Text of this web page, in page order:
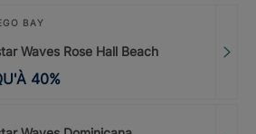
BAY
Waves Rose Hall Beach
40%